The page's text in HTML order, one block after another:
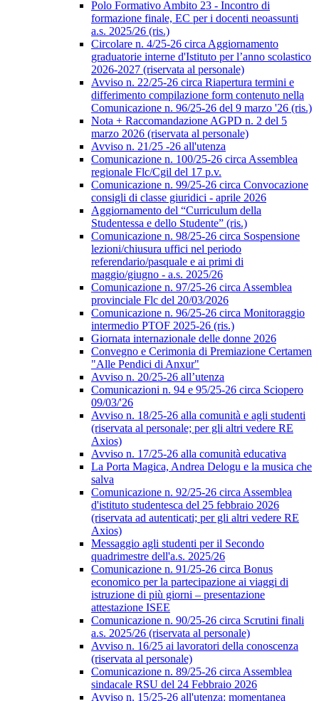
Polo Formativo Ambito 23 - Incontro di
formazione finale, EC per i docenti neoassunti
a.s. 2025/26 (ris.)
Circolare n. 4/25-26 circa Aggiornamento
graduatorie interne d'Istituto per l’anno scolastico
2026-2027 (riservata al personale)
Avviso n. 22/25-26 circa Riapertura termini e
differimento compilazione form contenuto nella
Comunicazione n. 96/25-26 del 9 marzo '26 (ris.)
Nota + Raccomandazione AGPD n. 2 del 5
marzo 2026 (riservata al personale)
Avviso n. 21/25 -26 all'utenza
Comunicazione n. 100/25-26 circa Assemblea
regionale Flc/Cgil del 17 p.v.
Comunicazione n. 99/25-26 circa Convocazione
consigli di classe giuridici - aprile 2026
Aggiornamento del “Curriculum della
Studentessa e dello Studente” (ris.)
Comunicazione n. 98/25-26 circa Sospensione
lezioni/chiusura uffici nel periodo
referendario/pasquale e ai primi di
maggio/giugno - a.s. 2025/26
Comunicazione n. 97/25-26 circa Assemblea
provinciale Flc del 20/03/2026
Comunicazione n. 96/25-26 circa Monitoraggio
intermedio PTOF 2025-26 (ris.)
Giornata internazionale delle donne 2026
Convegno e Cerimonia di Premiazione Certamen
"Alle Pendici di Anxur"
Avviso n. 20/25-26 all’utenza
Comunicazioni n. 94 e 95/25-26 circa Sciopero
09/03/'26
Avviso n. 18/25-26 alla comunità e agli studenti
(riservata al personale; per gli altri vedere RE
Axios)
Avviso n. 17/25-26 alla comunità educativa
La Porta Magica, Andrea Delogu e la musica che
salva
Comunicazione n. 92/25-26 circa Assemblea
d'istituto studentesca del 25 febbraio 2026
(riservata ad autenticati; per gli altri vedere RE
Axios)
Messaggio agli studenti per il Secondo
quadrimestre dell'a.s. 2025/26
Comunicazione n. 91/25-26 circa Bonus
economico per la partecipazione ai viaggi di
istruzione di più giorni – presentazione
attestazione ISEE
Comunicazione n. 90/25-26 circa Scrutini finali
a.s. 2025/26 (riservata al personale)
Avviso n. 16/25 ai lavoratori della conoscenza
(riservata al personale)
Comunicazione n. 89/25-26 circa Assemblea
sindacale RSU del 24 Febbraio 2026
Avviso n. 15/25-26 all'utenza: momentanea